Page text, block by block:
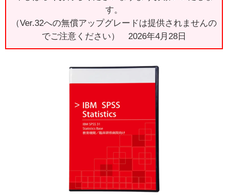
す。
（Ver.32への無償アップグレードは提供されませんの
でご注意ください） 2026年4月28日